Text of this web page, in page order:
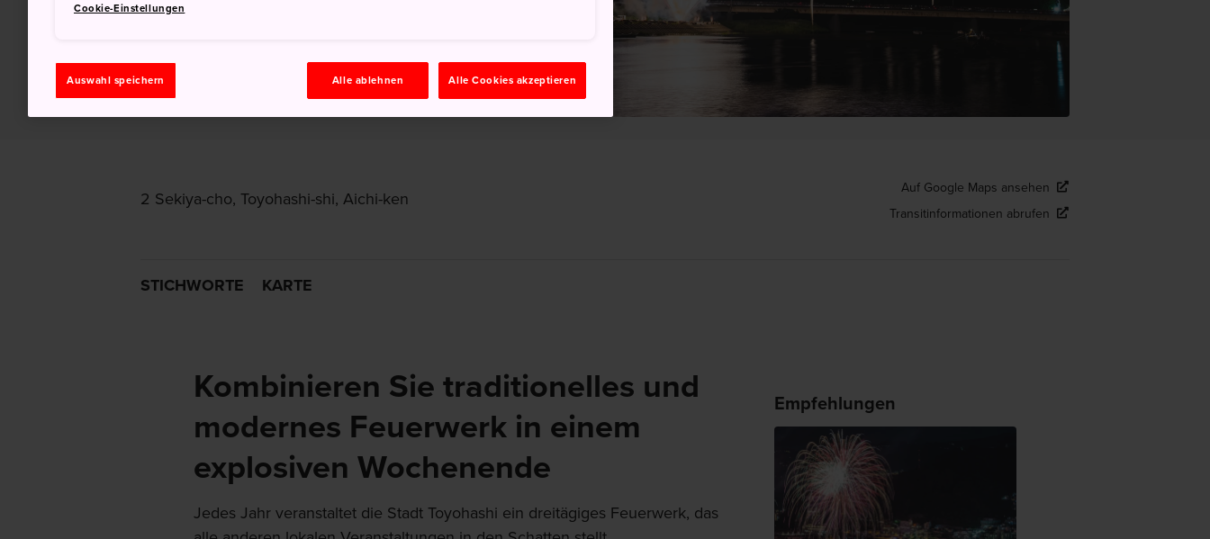
2 Sekiya-cho, Toyohashi-shi, Aichi-ken
Auf Google Maps ansehen
Transitinformationen abrufen
STICHWORTE KARTE
Kombinieren Sie traditionelles und
modernes Feuerwerk in einem
explosiven Wochenende
Jedes Jahr veranstaltet die Stadt Toyohashi ein dreitägiges Feuerwerk, das
Empfehlungen
Cookie-Einstellungen
Auswahl speichern Alle ablehnen Alle Cookies akzeptieren